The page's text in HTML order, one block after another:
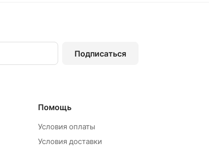
Подписаться
Помощь
Условия оплаты
Условия доставки